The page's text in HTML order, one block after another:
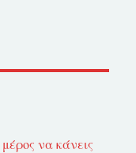
να κάνεις